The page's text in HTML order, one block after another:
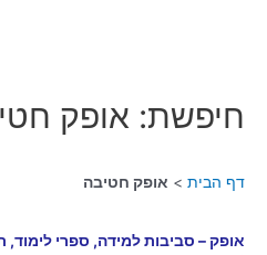
חיפשת: אופק
דף הבית אופק חטיבה
אופק – סביבות למידה, ספרי לימוד,